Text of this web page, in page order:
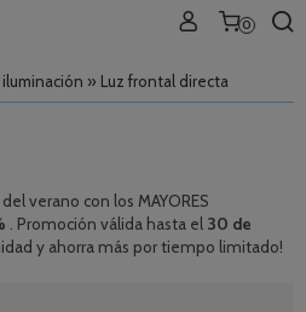
0
iluminación » Luz frontal directa
verano con los MAYORES
. Promoción válida hasta el 30 de
y ahorra más por tiempo limitado!